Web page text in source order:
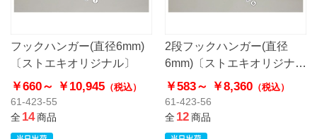
フックハンガー(直径6mm)
〔ストエキオリジナル〕
￥660～ ￥10,945 （税込）
61-423-55
全14商品
2段フックハンガー(直径
6mm)〔ストエキオリジナ
ル〕
￥583～ ￥8,360（税込）
61-423-56
全12商品